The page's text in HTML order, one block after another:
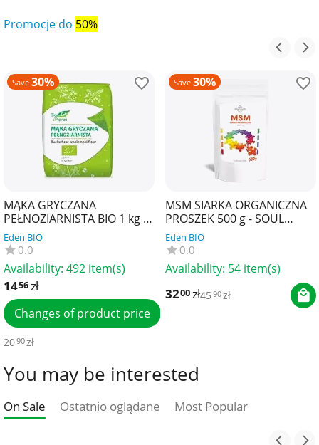
Promocje do 50%
Save 30%
MĄKA GRYCZANA
PEŁNOZIARNISTA BIO 1 kg -
BIO PLANET
Eden BIO
0.0
Availability: 492 item(s)
1456zł
Changes of product price
2090zł
Save 30%
MSM SIARKA ORGANICZNA
PROSZEK 500 g - SOUL
FARM
Eden BIO
0.0
Availability: 54 item(s)
3200zł4590zł
You may be interested
On Sale Ostatnio oglądane Most Popular